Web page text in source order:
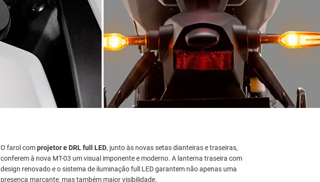
O farol comprojetor e DRL full LED, junto às novas setas dianteiras e traseiras,
conferem à nova MT-03 um visual imponente e moderno. A lanterna traseira com
design renovado e o sistema de iluminação full LED garantem não apenas uma
presença marcante, mas também maior visibilidade.